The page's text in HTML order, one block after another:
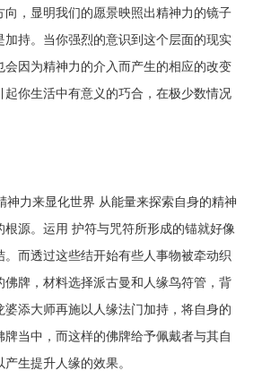
向，显明我们的愿景映照出精神力的镜子
加持。当你强烈的意识到这个层面的现实
会因为精神力的介入而产生的相应的改变
起你生活中有意义的巧合，在极少数情况
力来显化世界 从能量来探索自身的精神
根源。运用 护符与咒符所形成的锚就好像
。而透过这些结开始有些人事物被牵动织
佛牌，材料选择派古曼和人缘鸟符管，背
婆添大师再施以人缘法门加持，将自身的
当中，而这样的佛牌给予佩戴者与其自
生提升人缘的效果。